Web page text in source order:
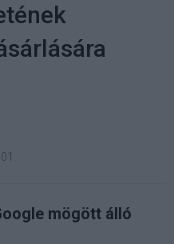
mögött álló